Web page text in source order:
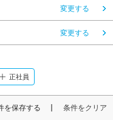
変更する
変更する
正社員
を保存する 条件をクリア